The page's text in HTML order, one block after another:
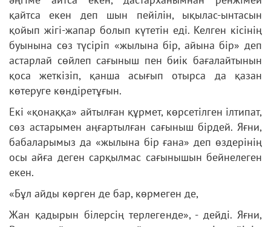
қайтса екен деп шын пейілін, ықылас-ынтасын
қойып жігі-жапар болып күтетін еді. Келген кісінің
буынына сөз түсіріп «жылына бір, айына бір» деп
астарлай сөйлеп сағыныш пен биік бағалайтынын
қоса жеткізіп, қанша асығып отырса да қазан
көтеруге көндіретұғын.
Екі «қонаққа» айтылған құрмет, көрсетілген ілтипат,
сөз астарымен аңғартылған сағыныш бірдей. Яғни,
бабаларымыз да «жылына бір ғана» деп өздерінің
осы айға деген сарқылмас сағынышын бейнелеген
екен.
«Бұл айды көрген де бар, көрмеген де,
Жан қадырын білерсің терлегенде», - дейді. Яғни,